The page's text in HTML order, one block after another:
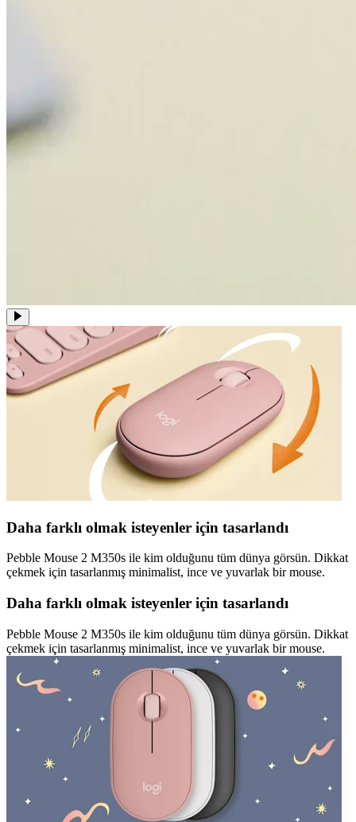
Daha farklı olmak isteyenler için tasarlandı
Pebble Mouse 2 M350s ile kim olduğunu tüm dünya görsün. Dikkat
çekmek için tasarlanmış minimalist, ince ve yuvarlak bir mouse.
Daha farklı olmak isteyenler için tasarlandı
Pebble Mouse 2 M350s ile kim olduğunu tüm dünya görsün. Dikkat
çekmek için tasarlanmış minimalist, ince ve yuvarlak bir mouse.